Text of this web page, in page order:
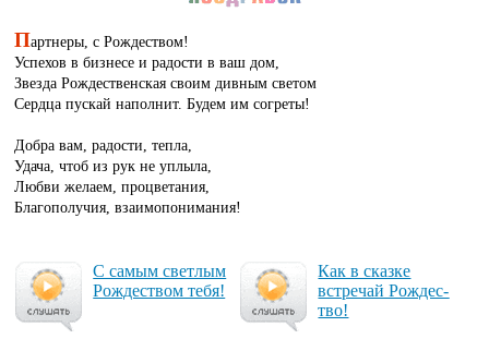
Партнеры, с Рождеством!
Успехов в бизнесе и радости в ваш дом,
Звезда Рождественская своим дивным светом
Сердца пускай наполнит. Будем им согреты!
Добра вам, радости, тепла,
Удача, чтоб из рук не уплыла,
Любви желаем, процветания,
Благополучия, взаимопонимания!
С са­мым свет­лым
Рож­дес­твом те­бя!
Как в сказ­ке
встре­чай Рож­дес­
тво!